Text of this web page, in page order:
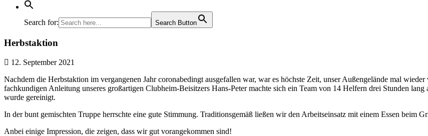
Search for: Search Button
Herbstaktion
12. September 2021
Nachdem die Herbstaktion im vergangenen Jahr coronabedingt ausgefallen war, war es höchste Zeit, unser Außengelände mal
fachkundigen Anleitung unseres großartigen Clubheim-Beisitzers Hans-Peter machte sich ein Team von 14 Helfern drei Stunden
wurde gereinigt.
In der bunt gemischten Truppe herrschte eine gute Stimmung. Traditionsgemäß ließen wir den Arbeitseinsatz mit einem Essen beim
Anbei einige Impression, die zeigen, dass wir gut vorangekommen sind!